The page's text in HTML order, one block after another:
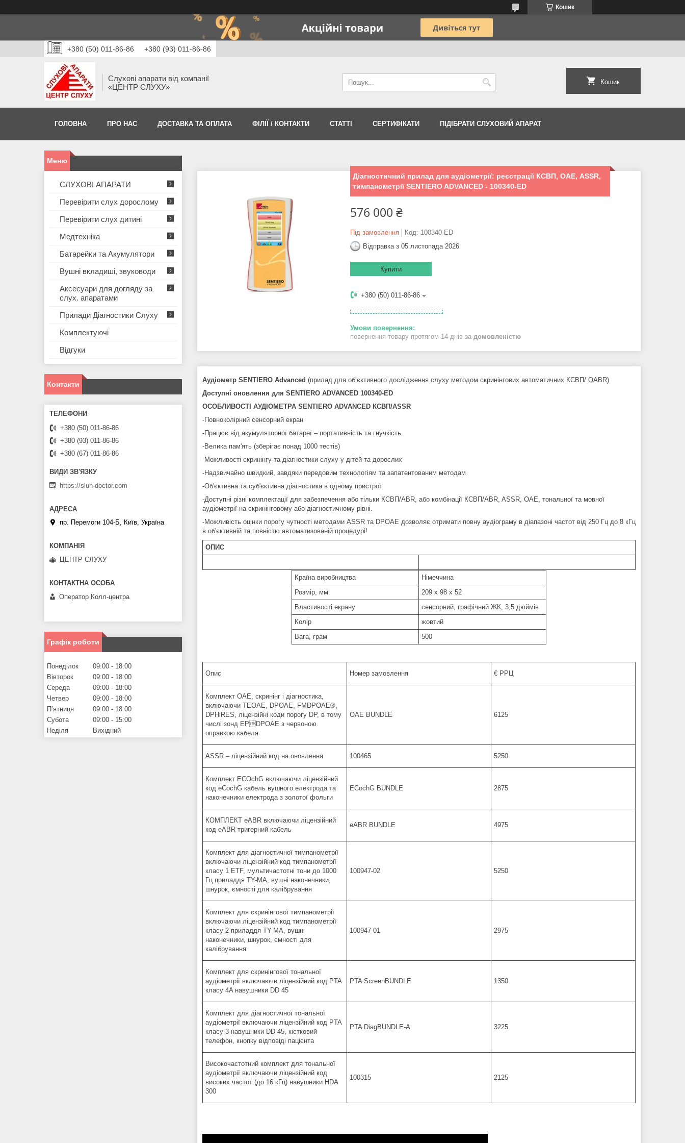
Кошик
+380 (50) 011-86-86 +380 (93) 011-86-86
Слухові апарати від компанії
«ЦЕНТР СЛУХУ»
Кошик
ГОЛОВНА ПРО НАС ДОСТАВКА ТА ОПЛАТА ФІЛІЇ / КОНТАКТИ СТАТТІ СЕРТИФІКАТИ ПІДІБРАТИ СЛУХОВИЙ АПАРАТ
Діагностичний прилад для аудіометрії: реєстрації КСВП, ОАЕ, ASSR,
тимпанометрії SENTIERO ADVANCED - 100340-ED
576 000 ₴
Під замовлення Код: 100340-ED
Відправка з 05 листопада 2026
Купити
+380 (50) 011-86-86
повернення товару протягом 14 днів за домовленістю
Аудіометр SENTIERO Advanced (прилад для об’єктивного дослідження слуху методом скринінгових автоматичних КСВП/ QABR)
Доступні оновлення для SENTIERO ADVANCED 100340-ED
ОСОБЛИВОСТІ АУДІОМЕТРА SENTIERO ADVANCED КСВП/ASSR
-Повноколірний сенсорний екран
-Працює від акумуляторної батареї – портативність та гнучкість
-Велика пам'ять (зберігає понад 1000 тестів)
-Можливості скринінгу та діагностики слуху у дітей та дорослих
-Надзвичайно швидкий, завдяки передовим технологіям та запатентованим методам
-Об'єктивна та суб'єктивна діагностика в одному пристрої
-Доступні різні комплектації для забезпечення або тільки КСВП/ABR, або комбінації КСВП/ABR, ASSR, OAE, тональної та мовної
аудіометрії на скринінговому або діагностичному рівні.
-Можливість оцінки порогу чутності методами ASSR та DPOAE дозволяє отримати повну аудіограму в діапазоні частот від 250 Гц до 8 кГц
в об'єктивній та повністю автоматизованій процедурі!
ОПИС
Країна виробництва
Німеччина
Розмір, мм
209 х 98 х 52
Властивості екрану
сенсорний, графічний ЖК, 3,5 дюймів
Колір
жовтий
Вага, грам
500
Опис Номер замовлення € РРЦ
Комплект ОАЕ, скринінг і діагностика,
включаючи TEOAE, DPOAE, FMDPOAE®,
DPHiRES, ліцензійні коди порогу DP, в тому
числі зонд EPDPOAE з червоною
оправкою кабеля
OAE BUNDLE 6125
ASSR – ліцензійний код на оновлення 100465 5250
Комплект ECOchG включаючи ліцензійний
код eCochG кабель вушного електрода та
наконечники електрода з золотої фольги
ECochG BUNDLE 2875
КОМПЛЕКТ eABR включаючи ліцензійний
код eABR тригерний кабель
eABR BUNDLE 4975
Комплект для діагностичної тимпанометрії
включаючи ліцензійний код тимпанометрії
класу 1 ETF, мультичастотні тони до 1000
Гц приладдя TY-MA, вушні наконечники,
шнурок, ємності для калібрування
100947-02 5250
Комплект для скринінгової тимпанометрії
включаючи ліцензійний код тимпанометрії
класу 2 приладдя TY-MA, вушні
наконечники, шнурок, ємності для
калібрування
100947-01 2975
Комплект для скринінгової тональної
аудіометрії включаючи ліцензійний код PTA
класу 4A навушники DD 45
PTA ScreenBUNDLE 1350
Комплект для діагностичної тональної
аудіометрії включаючи ліцензійний код PTA
класу 3 навушники DD 45, кістковий
телефон, кнопку відповіді пацієнта
PTA DiagBUNDLE-A 3225
Високочастотний комплект для тональної
аудіометрії включаючи ліцензійний код
високих частот (до 16 кГц) навушники HDA
300
100315 2125
СЛУХОВІ АПАРАТИ
Перевірити слух дорослому
Перевірити слух дитині
Медтехніка
Батарейки та Акумулятори
Вушні вкладиші, звуководи
Аксесуари для догляду за
слух. апаратами
Прилади Діагностики Слуху
Комплектуючі
Відгуки
Контакти
+380 (50) 011-86-86
+380 (93) 011-86-86
+380 (67) 011-86-86
https://sluh-doctor.com
пр. Перемоги 104-Б, Київ, Україна
ЦЕНТР СЛУХУ
Оператор Колл-центра
Графік роботи
Понеділок 09:00
18:00
Вівторок
09:00
18:00
Середа
09:00
18:00
Четвер
09:00
18:00
Пʼятниця
09:00
18:00
Субота
09:00
15:00
Неділя
Вихідний